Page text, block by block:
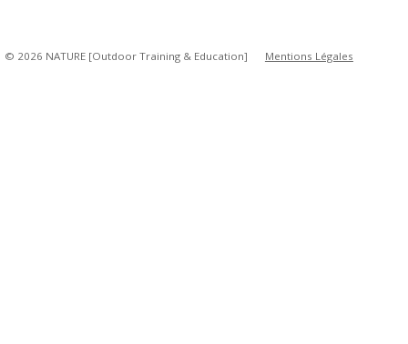
© 2026 NATURE [Outdoor Training & Education] Mentions Légales